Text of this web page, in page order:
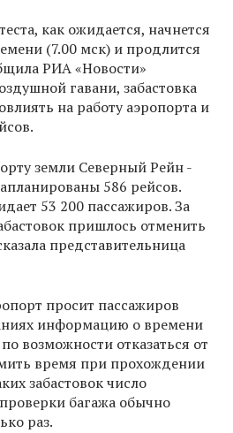
как ожидается, начнется
(7.00 мск) и продлится
РИА «Новости»
гавани, забастовка
на работу аэропорта и
земли Северный Рейн -
586 рейсов.
53 200 пассажиров. За
пришлось отменить
представительница
просит пассажиров
информацию о времени
возможности отказаться от
время при прохождении
забастовок число
багажа обычно
раз.